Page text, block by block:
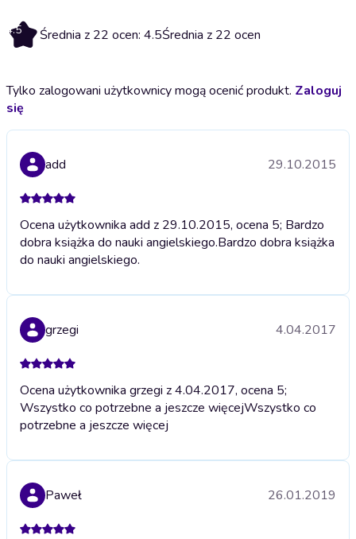
4.5 Średnia z 22 ocen: 4.5Średnia z 22 ocen
Tylko zalogowani użytkownicy mogą ocenić produkt. Zaloguj
się
add 29.10.2015
Ocena użytkownika add z 29.10.2015, ocena 5; Bardzo
dobra książka do nauki angielskiego.Bardzo dobra książka
do nauki angielskiego.
grzegi 4.04.2017
Ocena użytkownika grzegi z 4.04.2017, ocena 5;
Wszystko co potrzebne a jeszcze więcejWszystko co
potrzebne a jeszcze więcej
Paweł 26.01.2019